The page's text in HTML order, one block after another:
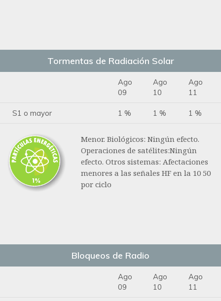
Tormentas de Radiación Solar
Ago
09
Ago
10
Ago
11
S1 o mayor 1 % 1 % 1 %
Menor. Biológicos: Ningún efecto.
Operaciones de satélites:Ningún
efecto. Otros sistemas: Afectaciones
menores a las señales HF en la 10 50
por ciclo
Bloqueos de Radio
Ago
09
Ago
10
Ago
11